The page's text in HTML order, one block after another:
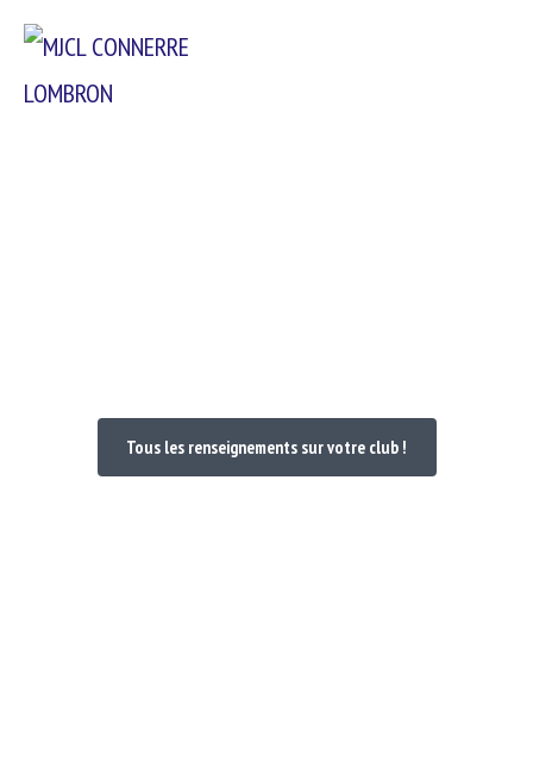
Passer
Tous les renseignements sur votre club !